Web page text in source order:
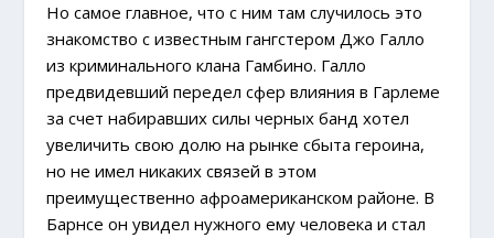
Но самое главное, что с ним там случилось это
знакомство с известным гангстером Джо Галло
из криминального клана Гамбино. Галло
предвидевший передел сфер влияния в Гарлеме
за счет набиравших силы черных банд хотел
увеличить свою долю на рынке сбыта героина,
но не имел никаких связей в этом
преимущественно афроамериканском районе. В
Барнсе он увидел нужного ему человека и стал